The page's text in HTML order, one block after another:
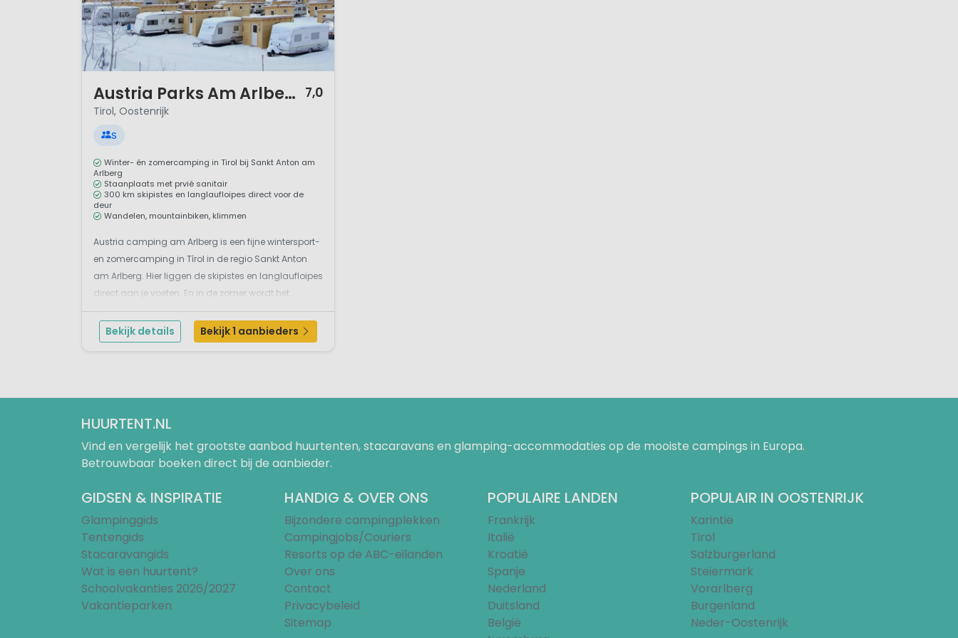
Austria Parks Am Arlberg 7,0
Tirol, Oostenrijk
S
Winter- én zomercamping in Tirol bij Sankt Anton am
Arlberg
Staanplaats met prvié sanitair
300 km skipistes en langlaufloipes direct voor de
deur
Wandelen, mountainbiken, klimmen
Austria camping am Arlberg is een fijne wintersport-
en zomercamping in Tîrol in de regio Sankt Anton
am Arlberg. Hier liggen de skipistes en langlaufloipes
direct aan je voeten. En in de zomer wordt het
wandelen, klimmen of sportief fietsen in de
Oostenrijkse Alpen. Vanaf jouw kampeerplaats met
privésanitair heb je een adembenemend ui...
Bekijk details Bekijk 1 aanbieders
HUURTENT.NL
Vind en vergelijk het grootste aanbod huurtenten, stacaravans en glamping-accommodaties op de mooiste campings in Europa.
Betrouwbaar boeken direct bij de aanbieder.
GIDSEN & INSPIRATIE
Glampinggids
Tentengids
Stacaravangids
Wat is een huurtent?
Schoolvakanties 2026/2027
Vakantieparken
HANDIG & OVER ONS
Bijzondere campingplekken
Campingjobs/Couriers
Resorts op de ABC-eilanden
Over ons
Contact
Privacybeleid
Sitemap
POPULAIRE LANDEN
Frankrijk
Italië
Kroatië
Spanje
Nederland
Duitsland
België
POPULAIR IN OOSTENRIJK
Karintië
Tirol
Salzburgerland
Steiermark
Vorarlberg
Burgenland
Neder-Oostenrijk